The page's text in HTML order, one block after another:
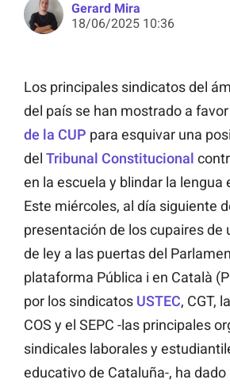
Gerard Mira
18/06/2025 10:36
Los principales sindicatos del
del país se han mostrado a
de la CUP para esquivar una
del Tribunal Constitucional
en la escuela y blindar la lengua
Este miércoles, al día siguiente
presentación de los cupaires de
de ley a las puertas del
plataforma Pública i en Català
por los sindicatos USTEC, CGT,
COS y el SEPC -las principales
sindicales laborales y
educativo de Cataluña-, ha dado